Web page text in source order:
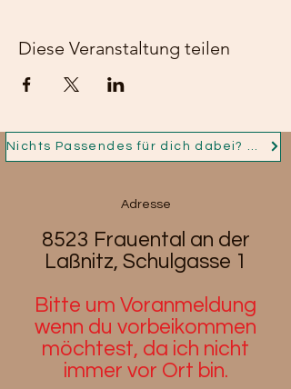
Diese Veranstaltung teilen
Nichts Passendes für dich dabei? Dann nimm jetzt Kontakt auf und ich fertige für dich dein Persönliches Schmuckstück!
Adresse
8523 Frauental an der
Laßnitz, Schulgasse 1
Bitte um Voranmeldung
wenn du vorbeikommen
möchtest, da ich nicht
immer vor Ort bin.